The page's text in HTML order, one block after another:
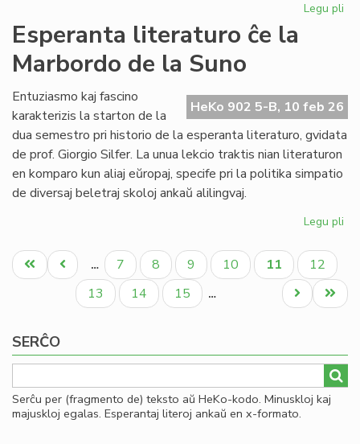
Legu pli
de
Esperanta literaturo ĉe la
Marbordo de la Suno
HeKo 902 5-B, 10 feb 26
Entuziasmo kaj fascino
karakterizis la starton de la
dua semestro pri historio de la esperanta literaturo, gvidata
de prof. Giorgio Silfer. La unua lekcio traktis nian literaturon
en komparo kun aliaj eŭropaj, specife pri la politika simpatio
de diversaj beletraj skoloj ankaŭ alilingvaj.
Legu pli
la
Pagination
Unua
paĝo
Antaŭa
paĝo
… Paĝo
7 Paĝo
8 Paĝo
9 Paĝo
10
Aktuala
paĝo
11 Paĝo
12
Paĝo
13 Paĝo
14 Paĝo
15 …
Last
page
Next
page
SERĈO
Serĉu per (fragmento de) teksto aŭ HeKo-kodo. Minuskloj kaj
majuskloj egalas. Esperantaj literoj ankaŭ en x-formato.